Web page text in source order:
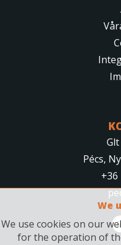
Pécs,
+36
We
We use cookies on our
for the operation of